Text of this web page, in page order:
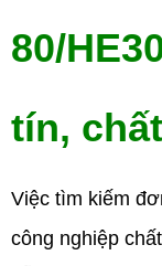
80/
tín,
Việc tìm kiếm
công nghiệp